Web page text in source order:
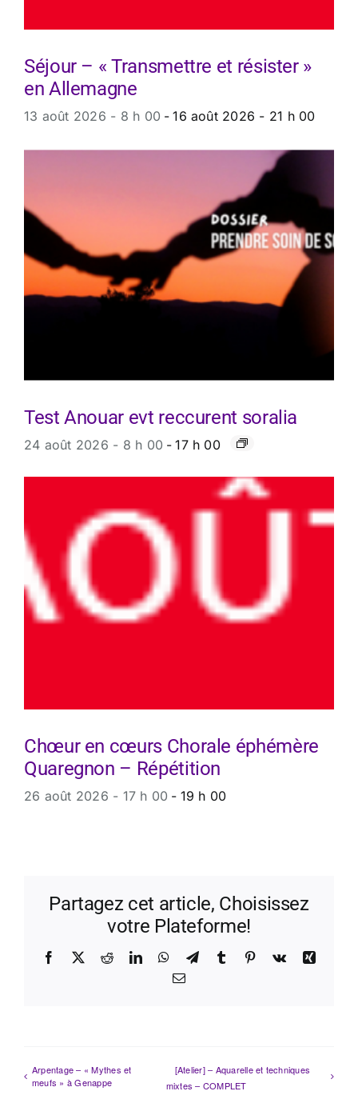
Séjour – « Transmettre et résister »
en Allemagne
13 août 2026 - 8 h 00 - 16 août 2026 - 21 h 00
Test Anouar evt reccurent soralia
24 août 2026 - 8 h 00 - 17 h 00
Chœur en cœurs Chorale éphémère
Quaregnon – Répétition
26 août 2026 - 17 h 00 - 19 h 00
Partagez cet article, Choisissez
votre Plateforme!
Facebook
X RedditLinkedInWhatsApp
TelegramTumblr Pinterest
Vk
Xing
Email
Arpentage – « Mythes et
meufs » à Genappe
[Atelier] – Aquarelle et techniques
mixtes – COMPLET